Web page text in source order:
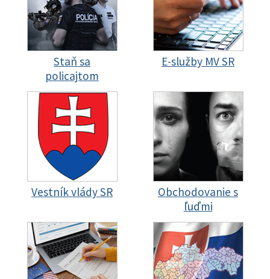
Staň sa
policajtom
E-služby MV SR
Vestník vlády SR
Obchodovanie s
ľuďmi